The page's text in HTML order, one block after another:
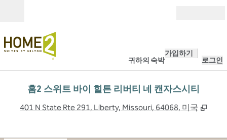
귀하의 숙박
가입하기
로그인
홈2 스위트 바이 힐튼 리버티 네 캔자스시티
401 N State Rte 291, Liberty, Missouri, 64068, 미국 ,